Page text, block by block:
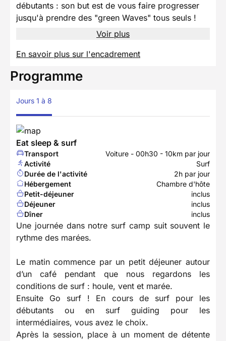
débutants : son but est de vous faire progresser
jusqu'à prendre des "green Waves" tous seuls !
Voir plus
En savoir plus sur l'encadrement
Programme
Jours 1 à 8
Eat sleep & surf
Transport
Voiture - 00h30 - 10km par jour
Activité
Surf
Durée de l'activité
2h par jour
Hébergement
Chambre d'hôte
Petit-déjeuner
inclus
Déjeuner
inclus
Dîner
inclus
Une journée dans notre surf camp suit souvent le
rythme des marées.
Le matin commence par un petit déjeuner autour
d’un café pendant que nous regardons les
conditions de surf : houle, vent et marée.
Ensuite Go surf ! En cours de surf pour les
débutants ou en surf guiding pour les
intermédiaires, vous avez le choix.
Après la session, place à un moment de détente